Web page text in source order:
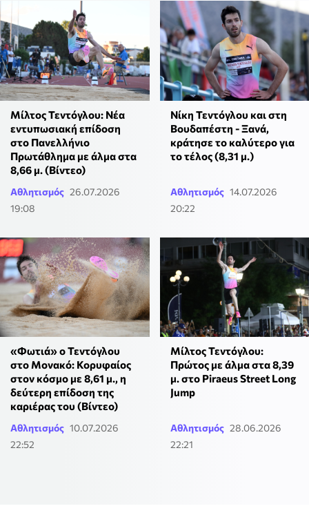
Μίλτος Τεντόγλου: Νέα
εντυπωσιακή επίδοση
στο Πανελλήνιο
Πρωτάθλημα με άλμα στα
8,66 μ. (Βίντεο)
Αθλητισμός 26.07.2026
19:08
Νίκη Τεντόγλου και στη
Βουδαπέστη - Ξανά,
κράτησε το καλύτερο για
το τέλος (8,31 μ.)
Αθλητισμός 14.07.2026
20:22
«Φωτιά» ο Τεντόγλου
στο Μονακό: Κορυφαίος
στον κόσμο με 8,61 μ., η
δεύτερη επίδοση της
καριέρας του (Βίντεο)
Αθλητισμός 10.07.2026
22:52
Μίλτος Τεντόγλου:
Πρώτος με άλμα στα 8,39
μ. στο Piraeus Street Long
Jump
Αθλητισμός 28.06.2026
22:21